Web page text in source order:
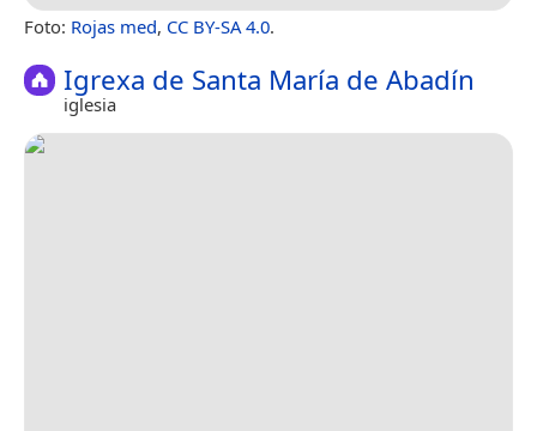
Foto: Rojas med, CC BY-SA 4.0.
Igrexa de Santa María de Abadín
iglesia